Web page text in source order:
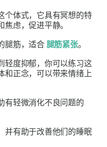
个体式，它具有冥想的特
虑，促进平静。
腿筋，适合 腿筋紧张。
轻度抑郁，你可以练习这
和正念，可以带来情绪上
有轻微消化不良问题的
并有助于改善他们的睡眠